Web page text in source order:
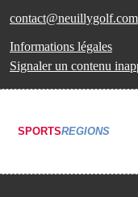
contact@neuillygolf.com
Informations légales
Signaler un contenu
SPORTSREGIONS